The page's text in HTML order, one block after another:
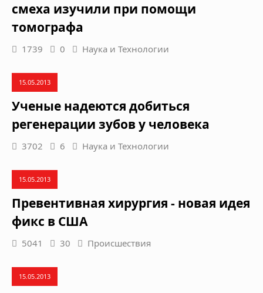
смеха изучили при помощи
томографа
1739 0 Наука и Технологии
15.05.2013
Ученые надеются добиться
регенерации зубов у человека
3702 6 Наука и Технологии
15.05.2013
Превентивная хирургия - новая идея
фикс в США
5041 30 Происшествия
15.05.2013